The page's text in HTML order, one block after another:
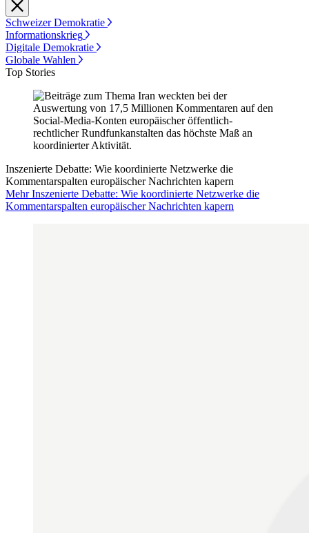
Schweizer Demokratie
Informationskrieg
Digitale Demokratie
Globale Wahlen
Top Stories
Inszenierte Debatte: Wie koordinierte Netzwerke die
Kommentarspalten europäischer Nachrichten kapern
Mehr Inszenierte Debatte: Wie koordinierte Netzwerke die
Kommentarspalten europäischer Nachrichten kapern